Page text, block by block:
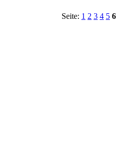
Seite: 1 2 3 4 5 6